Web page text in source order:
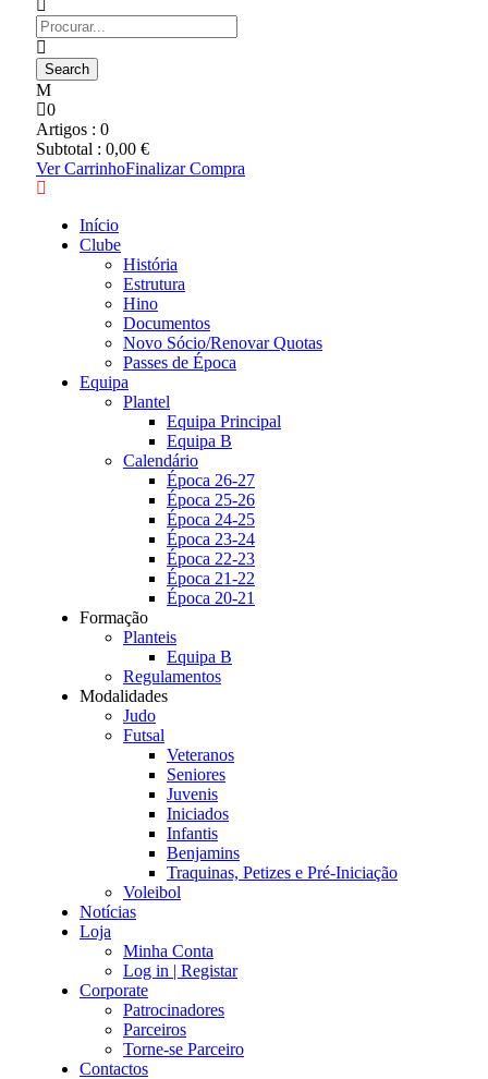
0
Artigos : 0
Subtotal : 0,00 €
Ver CarrinhoFinalizar Compra
Início
Clube
História
Estrutura
Hino
Documentos
Novo Sócio/Renovar Quotas
Passes de Época
Equipa
Plantel
Equipa Principal
Equipa B
Calendário
Época 26-27
Época 25-26
Época 24-25
Época 23-24
Época 22-23
Época 21-22
Época 20-21
Formação
Planteis
Equipa B
Regulamentos
Modalidades
Judo
Futsal
Veteranos
Seniores
Juvenis
Iniciados
Infantis
Benjamins
Traquinas, Petizes e Pré-Iniciação
Voleibol
Notícias
Loja
Minha Conta
Log in | Registar
Corporate
Patrocinadores
Parceiros
Torne-se Parceiro
Contactos